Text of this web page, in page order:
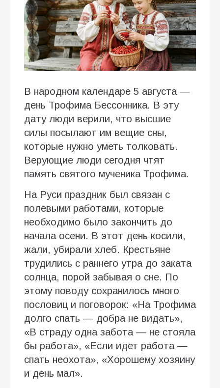
В народном календаре 5 августа —
день Трофима Бессонника. В эту
дату люди верили, что высшие
силы посылают им вещие сны,
которые нужно уметь толковать.
Верующие люди сегодня чтят
память святого мученика Трофима.
На Руси праздник был связан с
полевыми работами, которые
необходимо было закончить до
начала осени. В этот день косили,
жали, убирали хлеб. Крестьяне
трудились с раннего утра до заката
солнца, порой забывая о сне. По
этому поводу сохранилось много
пословиц и поговорок: «На Трофима
долго спать — добра не видать»,
«В страду одна забота — не стояла
бы работа», «Если идет работа —
спать неохота», «Хорошему хозяину
и день мал».